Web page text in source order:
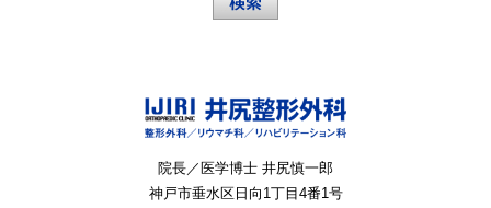
院長／医学博士 井尻慎一郎
神戸市垂水区日向1丁目4番1号